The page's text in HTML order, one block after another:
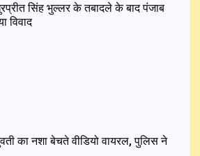
सिंह भुल्लर के तबादले के बाद पंजाब
विवाद
का नशा बेचते वीडियो वायरल, पुलिस ने